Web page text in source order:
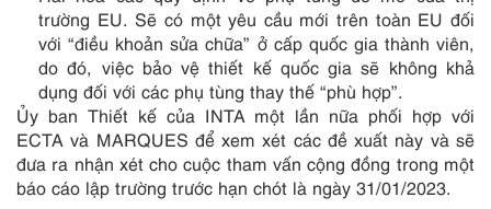
trường EU. Sẽ có một yêu cầu mới trên toàn EU đối
với “điều khoản sửa chữa” ở cấp quốc gia thành viên,
do đó, việc bảo vệ thiết kế quốc gia sẽ không khả
dụng đối với các phụ tùng thay thế “phù hợp”.
Ủy ban Thiết kế của INTA một lần nữa phối hợp với
ECTA và MARQUES để xem xét các đề xuất này và sẽ
đưa ra nhận xét cho cuộc tham vấn cộng đồng trong một
báo cáo lập trường trước hạn chót là ngày 31/01/2023.